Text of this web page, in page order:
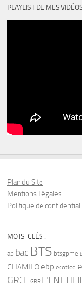
PLAYLIST DE MES
Plan du Site
Mentions Légales
Politique de
MOTS-CLÉS :
ap bac BTS btsgpme
CHAMILO ebp ecotice
GRCF GRR L'ENT